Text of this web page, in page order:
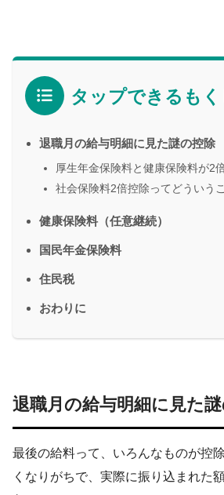
タップできるもく
退職月の給与明細に見た謎の控除
厚生年金保険料と健康保険料が2
社会保険料2倍控除ってどういう
健康保険料（任意継続）
国民年金保険料
住民税
おわりに
退職月の給与明細に見た
最後の給料って、いろんなものが控
くなりがちで、実際に振り込まれた